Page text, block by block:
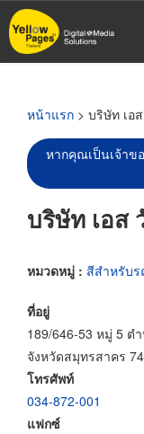
ข้าม
ไป
หน้าแรก > บริษัท เอ
หากคุณเป็นเจ้าข
บริษัท เอส
หมวดหมู่ : สีสำหรับ
ที่อยู่
189/646-53 หมู่ 5 ต
จังหวัดสมุทรสาคร
โทรศัพท์
034-872-001
แฟกซ์